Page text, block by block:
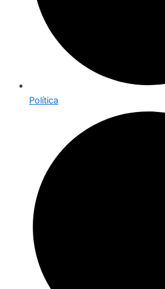
Política